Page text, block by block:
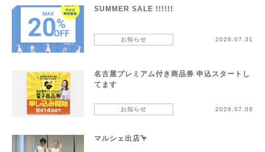
SUMMER SALE !!!!!!
お知らせ 2026.07.31
名古屋プレミアム付き商品券 申込スタートし
てます
お知らせ 2026.07.08
マルシェ出店🦩